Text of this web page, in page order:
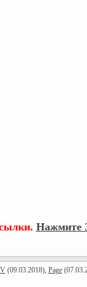
Нажмите
(09.03.2018), Page